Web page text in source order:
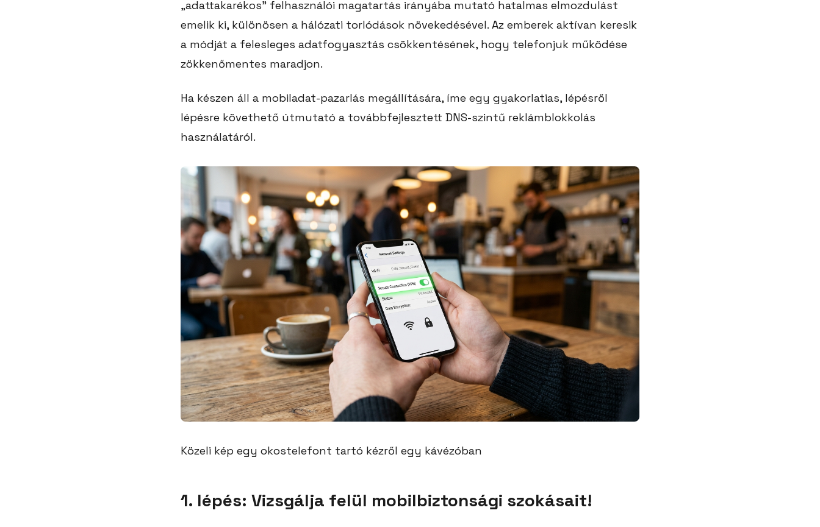
„adattakarékos” felhasználói magatartás irányába mutató hatalmas elmozdulást
emelik ki, különösen a hálózati torlódások növekedésével. Az emberek aktívan keresik
a módját a felesleges adatfogyasztás csökkentésének, hogy telefonjuk működése
zökkenőmentes maradjon.
Ha készen áll a mobiladat-pazarlás megállítására, íme egy gyakorlatias, lépésről
lépésre követhető útmutató a továbbfejlesztett DNS-szintű reklámblokkolás
használatáról.
Közeli kép egy okostelefont tartó kézről egy kávézóban
1. lépés: Vizsgálja felül mobilbiztonsági szokásait!